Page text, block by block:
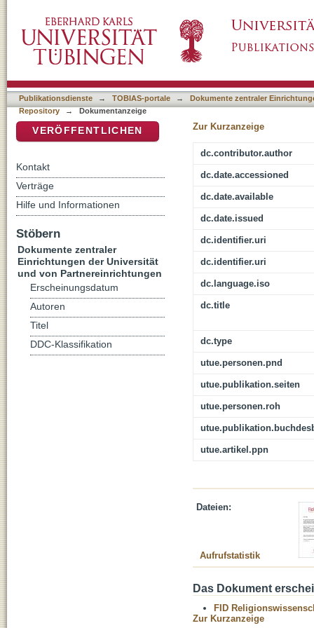
Kolonialismus und Christentum
Publikationsdienste → TOBIAS-portale →
Dokumente zentraler
Repository
→ Dokumentanzeige
Zur Kurzanzeige
dc.contributor.author
dc.date.accessioned
dc.date.available
dc.date.issued
dc.identifier.uri
dc.identifier.uri
dc.language.iso
dc.title
dc.type
utue.personen.pnd
utue.publikation.seiten
utue.personen.roh
utue.artikel.ppn
Dateien:
Aufrufstatistik
Das Dokument
FID
Zur Kurzanzeige
VERÖFFENTLICHEN
Kontakt
Verträge
Hilfe und Informationen
Stöbern
Dokumente zentraler
Einrichtungen der Universität
und von Partnereinrichtungen
Erscheinungsdatum
Autoren
Titel
DDC-Klassifikation